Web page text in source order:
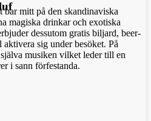
mitt på den skandinaviska
magiska drinkar och exotiska
dessutom gratis biljard, beer-
sig under besöket. På
musiken vilket leder till en
i sann förfestanda.